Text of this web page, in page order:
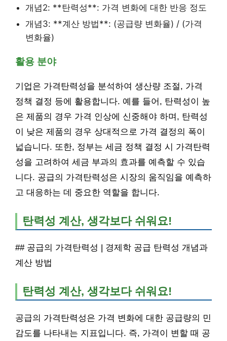
개념2: **탄력성**: 가격 변화에 대한 반응 정도
개념3: **계산 방법**: (공급량 변화율) / (가격
변화율)
활용 분야
기업은 가격탄력성을 분석하여 생산량 조절, 가격
정책 결정 등에 활용합니다. 예를 들어, 탄력성이 높
은 제품의 경우 가격 인상에 신중해야 하며, 탄력성
이 낮은 제품의 경우 상대적으로 가격 결정의 폭이
넓습니다. 또한, 정부는 세금 정책 결정 시 가격탄력
성을 고려하여 세금 부과의 효과를 예측할 수 있습
니다. 공급의 가격탄력성은 시장의 움직임을 예측하
고 대응하는 데 중요한 역할을 합니다.
탄력성 계산, 생각보다 쉬워요!
## 공급의 가격탄력성 | 경제학 공급 탄력성 개념과
계산 방법
탄력성 계산, 생각보다 쉬워요!
공급의 가격탄력성은 가격 변화에 대한 공급량의 민
감도를 나타내는 지표입니다. 즉, 가격이 변할 때 공